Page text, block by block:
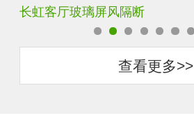
夹丝夹胶夹绢玻璃屏风
查看更多>>